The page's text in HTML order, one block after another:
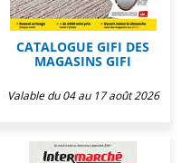
CATALOGUE GIFI DES
MAGASINS GIFI
Valable du 04 au 17 août 2026